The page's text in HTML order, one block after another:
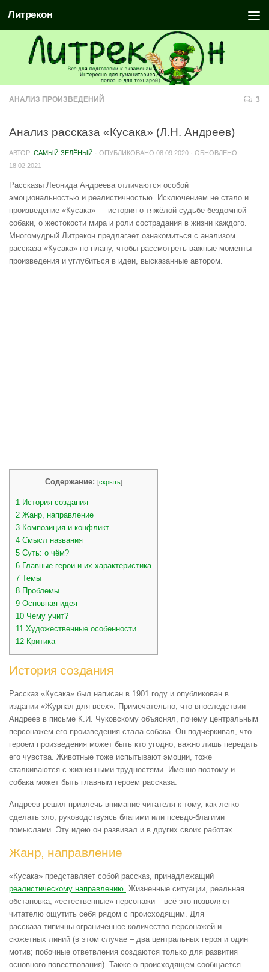
Литрекон
АНАЛИЗ ПРОИЗВЕДЕНИЙ 3
Анализ рассказа «Кусака» (Л.Н. Андреев)
АВТОР: САМЫЙ ЗЕЛЁНЫЙ · ОПУБЛИКОВАНО 08.09.2020 · ОБНОВЛЕНО
18.02.2021
Рассказы Леонида Андреева отличаются особой
эмоциональностью и реалистичностью. Исключением не стало и
произведение «Кусака» — история о тяжёлой судьбе бездомной
собаки, о жестокости мира и роли сострадания в жизни каждого.
Многомудрый Литрекон предлагает ознакомиться с анализом
рассказа «Кусака» по плану, чтобы рассмотреть важные моменты
произведения и углубиться в идеи, высказанные автором.
Содержание: [скрыть]
1
История создания
2 Жанр, направление
3 Композиция и конфликт
4 Смысл названия
5 Суть: о чём?
6 Главные герои и их характеристика
7 Темы
8 Проблемы
9 Основная идея
10 Чему учит?
11 Художественные особенности
12 Критика
История создания
Рассказ «Кусака» был написан в 1901 году и опубликован в
издании «Журнал для всех». Примечательно, что впоследствии
Андреев в письме К.И. Чуковскому объяснял, почему центральным
персонажем его произведения стала собака. Он подчёркивал, что
героем произведения может быть кто угодно, важно лишь передать
его чувства. Животные тоже испытывают эмоции, тоже
сталкиваются с жизненными трудностями. Именно поэтому и
собака может быть главным героем рассказа.
Андреев решил привлечь внимание читателя к тому, как легко
сделать зло, руководствуясь благими или псевдо-благими
помыслами. Эту идею он развивал и в других своих работах.
Жанр, направление
«Кусака» представляет собой рассказ, принадлежащий
реалистическому направлению. Жизненные ситуации, реальная
обстановка, «естественные» персонажи – всё это позволяет
читателю ощутить себя рядом с происходящим. Для
рассказа типичны ограниченное количество персонажей и
сюжетных линий (в этом случае – два центральных героя и один
мотив; побочные ответвления создаются только для развития
основного повествования). Также о происходящем сообщается